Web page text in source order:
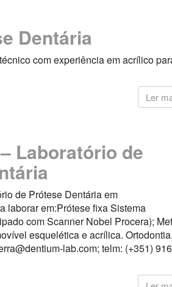
Dentária
com experiência em acrílico
Ler
Laboratório de
de Prótese Dentária em
laborar em:Prótese fixa Sistema
com Scanner Nobel Procera);
esquelética e acrílica. Ortodontia.
lab.com; telm: (+351) 916